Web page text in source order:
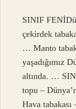
SINIF
çekirdek
… Manto
yaşadığımız
altında. …
topu –
Hava tabakası